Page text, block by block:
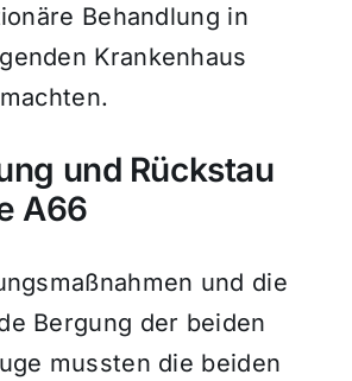
Behandlung in
Krankenhaus
und Rückstau
A66
und die
Bergung der beiden
mussten die beiden